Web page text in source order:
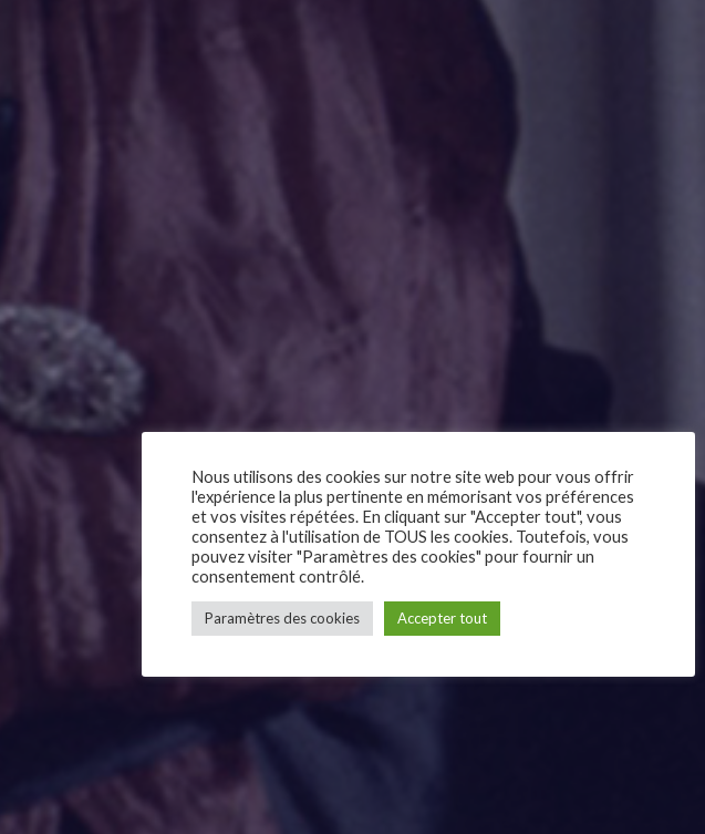
Nous utilisons des cookies sur notre site web pour vous offrir
l'expérience la plus pertinente en mémorisant vos préférences
et vos visites répétées. En cliquant sur "Accepter tout", vous
consentez à l'utilisation de TOUS les cookies. Toutefois, vous
pouvez visiter "Paramètres des cookies" pour fournir un
consentement contrôlé.
Paramètres des cookies Accepter tout